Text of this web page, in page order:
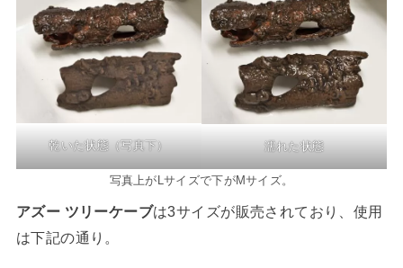
乾いた状態（写真下） 濡れた状態
写真上がLサイズで下がMサイズ。
アズー ツリーケーブは3サイズが販売されており、使用
は下記の通り。